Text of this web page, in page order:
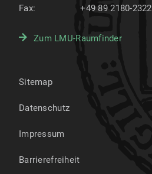
Fax:
+49 89 2180-2322
Zum LMU-Raumfinder
Sitemap
Datenschutz
Impressum
Barrierefreiheit